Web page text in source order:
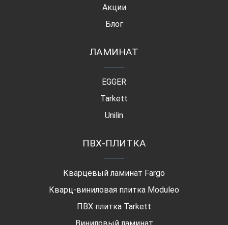
Акции
Блог
ЛАМИНАТ
EGGER
Tarkett
Unilin
ПВХ-ПЛИТКА
Кварцевый ламинат Fargo
Кварц-виниловая плитка Moduleo
ПВХ плитка Tarkett